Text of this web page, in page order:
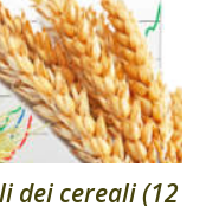
dei cereali (12